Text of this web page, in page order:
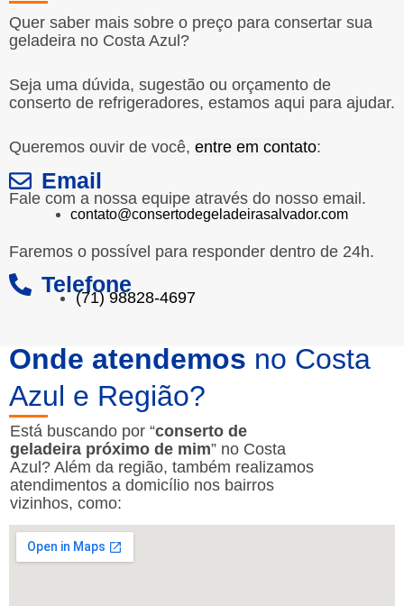
Quer saber mais sobre o preço para consertar sua
geladeira no Costa Azul?
Seja uma dúvida, sugestão ou orçamento de
conserto de refrigeradores, estamos aqui para ajudar.
Queremos ouvir de você, entre em contato:
Email
Fale com a nossa equipe através do nosso email.
contato@consertodegeladeirasalvador.com
Faremos o possível para responder dentro de 24h.
Telefone
(71) 98828-4697
Onde atendemos no Costa
Azul e Região?
Está buscando por “conserto de
geladeira próximo de mim” no Costa
Azul? Além da região, também realizamos
atendimentos a domicílio nos bairros
vizinhos, como: